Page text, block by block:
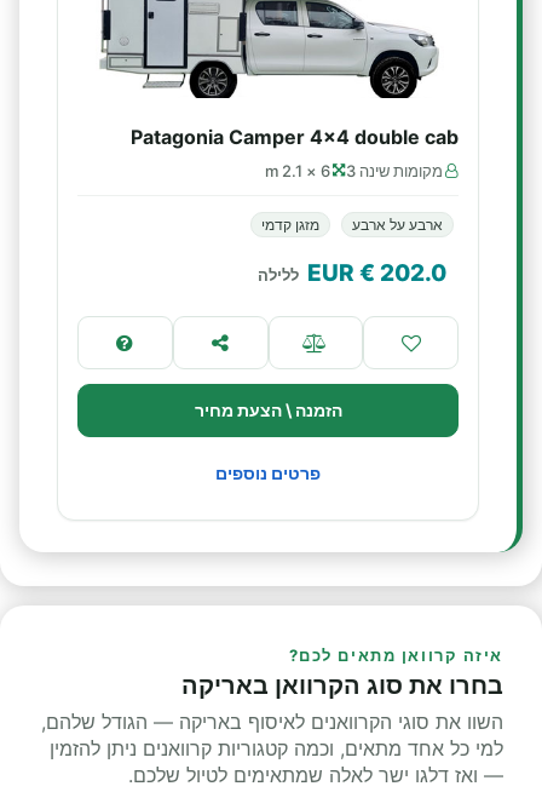
Patagonia Camper 4x4 double cab
מקומות שינה 3 6 × 2.1 m
ארבע על ארבע מזגן קדמי
202.0
€ EUR ללילה
הזמנה \ הצעת מחיר
פרטים נוספים
איזה קרוואן מתאים לכם?
בחרו את סוג הקרוואן באריקה
השוו את סוגי הקרוואנים לאיסוף באריקה — הגודל שלהם,
למי כל אחד מתאים, וכמה קטגוריות קרוואנים ניתן להזמין
— ואז דלגו ישר לאלה שמתאימים לטיול שלכם.